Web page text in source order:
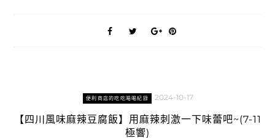
便利商店的吃吃喝喝紀錄 2024-10-17
【四川風味麻辣豆腐飯】用麻辣刺激一下味蕾吧~(7-11
極響)